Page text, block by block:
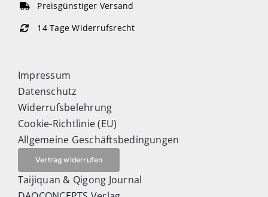
Preisgünstiger Versand
14 Tage Widerrufsrecht
Impressum
Datenschutz
Widerrufsbelehrung
Cookie-Richtlinie (EU)
Allgemeine Geschäftsbedingungen
Vertrag widerrufen
Taijiquan & Qigong Journal